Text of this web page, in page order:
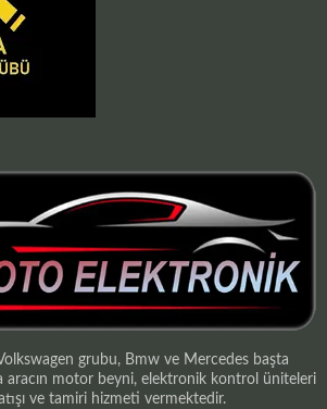
grubu, Bmw ve Mercedes başta
aracın motor beyni, elektronik kontrol üniteleri
ve tamiri hizmeti vermektedir.